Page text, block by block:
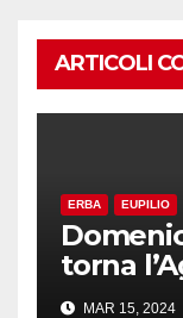
ARTICOLI
ERBA EUPILIO
torna
MAR 15, 2024